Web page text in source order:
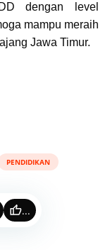
dengan level
mampu meraih
Jawa Timur.
PENDIDIKAN
...